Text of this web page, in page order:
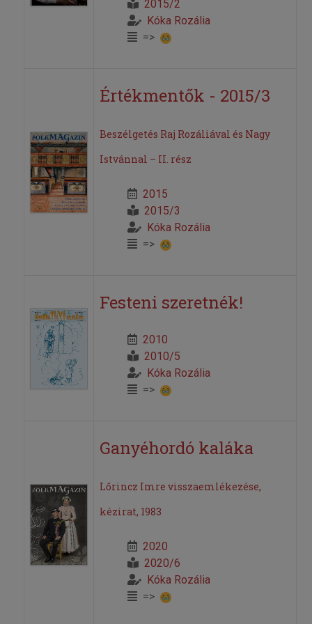
2015/2
Kóka Rozália
=>
Értékmentők - 2015/3
Beszélgetés Raj Rozáliával és Nagy
Istvánnal – II. rész
2015
2015/3
Kóka Rozália
=>
Festeni szeretnék!
2010
2010/5
Kóka Rozália
=>
Ganyéhordó kaláka
Lőrincz Imre visszaemlékezése,
kézirat, 1983
2020
2020/6
Kóka Rozália
=>